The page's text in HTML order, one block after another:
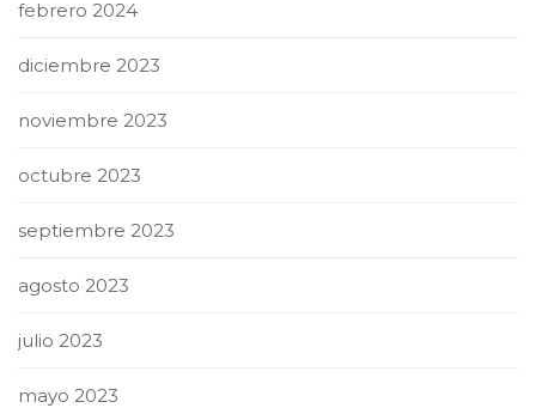
febrero 2024
diciembre 2023
noviembre 2023
octubre 2023
septiembre 2023
agosto 2023
julio 2023
mayo 2023